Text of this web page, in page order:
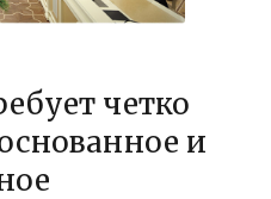
четко
и